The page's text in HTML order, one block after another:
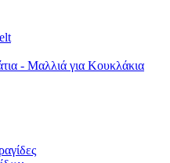
- Μαλλιά για Κουκλάκια